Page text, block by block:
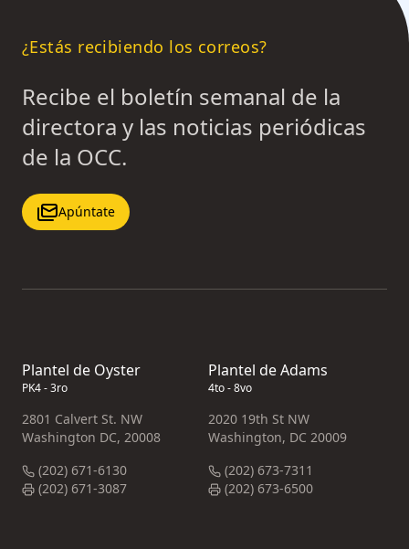
¿Estás recibiendo los correos?
Recibe el boletín semanal de la
directora y las noticias periódicas
de la OCC.
Apúntate
Plantel de Oyster
PK4 - 3ro
2801 Calvert St. NW
Washington DC, 20008
(202) 671-6130
(202) 671-3087
Plantel de Adams
4to - 8vo
2020 19th St NW
Washington, DC 20009
(202) 673-7311
(202) 673-6500